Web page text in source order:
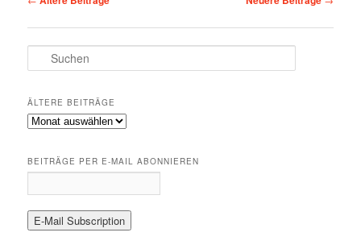
u
h
e
n
ÄLTERE BEITRÄGE
Ältere
BEITRÄGE PER E-MAIL ABONNIEREN